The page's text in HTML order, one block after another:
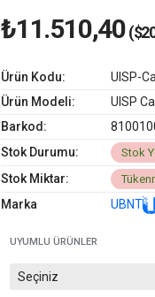
₺11.510,40
Ürün Kodu:
UISP-
Ürün Modeli:
UISP
Barkod:
Stok Durumu:
Stok
Stok Miktar:
Marka UBNT
UYUMLU ÜRÜNLER